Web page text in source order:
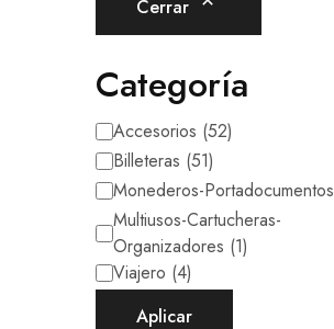
Cerrar
Categoría
Accesorios (52)
Billeteras (51)
Monederos-Portadocumentos
Multiusos-Cartucheras-
Organizadores (1)
Viajero (4)
Aplicar